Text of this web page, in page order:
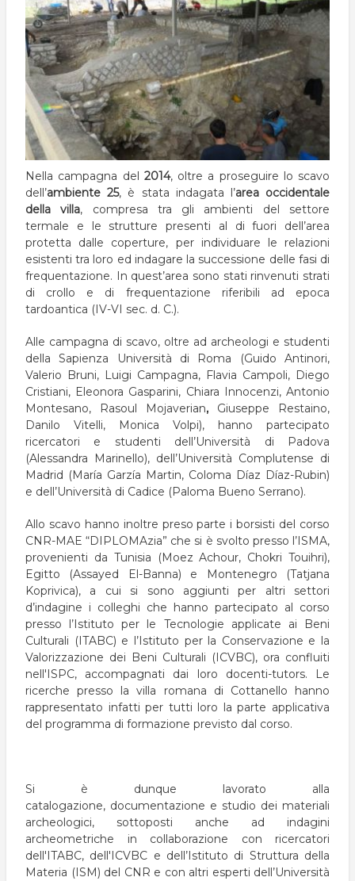
Nella campagna del 2014, oltre a proseguire lo scavo
dell’ambiente 25, è stata indagata l’area occidentale
della villa, compresa tra gli ambienti del settore
termale e le strutture presenti al di fuori dell’area
protetta dalle coperture, per individuare le relazioni
esistenti tra loro ed indagare la successione delle fasi di
frequentazione. In quest’area sono stati rinvenuti strati
di crollo e di frequentazione riferibili ad epoca
tardoantica (IV-VI sec. d. C.).
Alle campagna di scavo, oltre ad archeologi e studenti
della Sapienza Università di Roma (Guido Antinori,
Valerio Bruni, Luigi Campagna, Flavia Campoli, Diego
Cristiani, Eleonora Gasparini, Chiara Innocenzi, Antonio
Montesano, Rasoul Mojaverian, Giuseppe Restaino,
Danilo Vitelli, Monica Volpi), hanno partecipato
ricercatori e studenti dell’Università di Padova
(Alessandra Marinello), dell’Università Complutense di
Madrid (María Garzía Martin, Coloma Díaz Díaz-Rubin)
e dell’Università di Cadice (Paloma Bueno Serrano).
Allo scavo hanno inoltre preso parte i borsisti del corso
CNR-MAE “DIPLOMAzia” che si è svolto presso l’ISMA,
provenienti da Tunisia (Moez Achour, Chokri Touihri),
Egitto (Assayed El-Banna) e Montenegro (Tatjana
Koprivica), a cui si sono aggiunti per altri settori
d’indagine i colleghi che hanno partecipato al corso
presso l’Istituto per le Tecnologie applicate ai Beni
Culturali (ITABC) e l’Istituto per la Conservazione e la
Valorizzazione dei Beni Culturali (ICVBC), ora confluiti
nell'ISPC, accompagnati dai loro docenti-tutors. Le
ricerche presso la villa romana di Cottanello hanno
rappresentato infatti per tutti loro la parte applicativa
del programma di formazione previsto dal corso.
Si è dunque lavorato alla
catalogazione, documentazione e studio dei materiali
archeologici, sottoposti anche ad indagini
archeometriche in collaborazione con ricercatori
dell'ITABC, dell'ICVBC e dell’Istituto di Struttura della
Materia (ISM) del CNR e con altri esperti dell’Università